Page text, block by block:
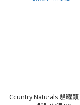
Country Naturals 貓罐頭